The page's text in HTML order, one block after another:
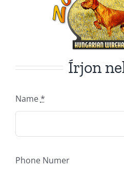
Írjon
Name*
Phone Numer